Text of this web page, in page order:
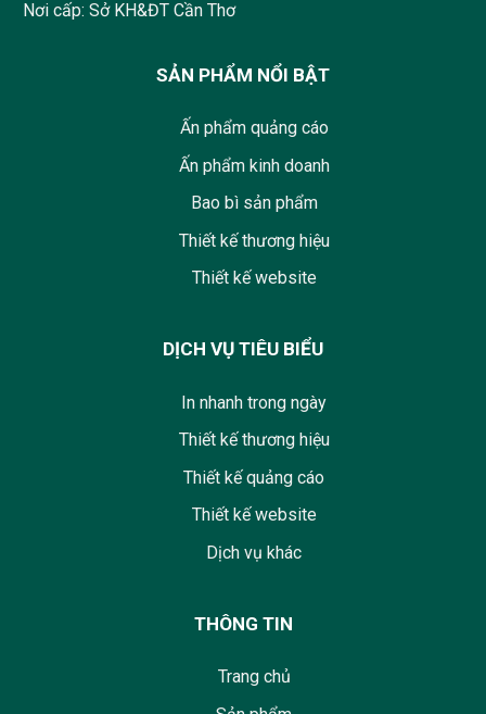
Nơi cấp: Sở KH&ĐT Cần Thơ
SẢN PHẨM NỔI BẬT
Ấn phẩm quảng cáo
Ấn phẩm kinh doanh
Bao bì sản phẩm
Thiết kế thương hiệu
Thiết kế website
DỊCH VỤ TIÊU BIỂU
In nhanh trong ngày
Thiết kế thương hiệu
Thiết kế quảng cáo
Thiết kế website
Dịch vụ khác
THÔNG TIN
Trang chủ